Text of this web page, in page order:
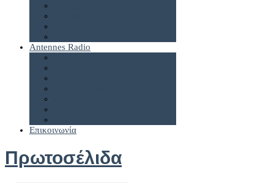
Antennes Radio
Επικοινωνία
Πρωτοσέλιδα